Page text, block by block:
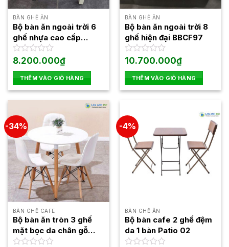
BÀN GHẾ ĂN
Bộ bàn ăn ngoài trời 6
ghế nhựa cao cấp
BBCF98
Được
hạng
0
5
sao
8.200.000₫
THÊM VÀO GIỎ HÀNG
BÀN GHẾ ĂN
Bộ bàn ăn ngoài trời 8
ghế hiện đại BBCF97
Được
hạng
0
5
10.700.000₫
THÊM VÀO GIỎ HÀNG
-34%
BÀN GHẾ CAFE
Bộ bàn ăn tròn 3 ghế
mặt bọc da chân gỗ
nhập khẩu LA-BBA13
-4%
BÀN GHẾ ĂN
Bộ bàn cafe 2 ghế đệm
da 1 bàn Patio 02